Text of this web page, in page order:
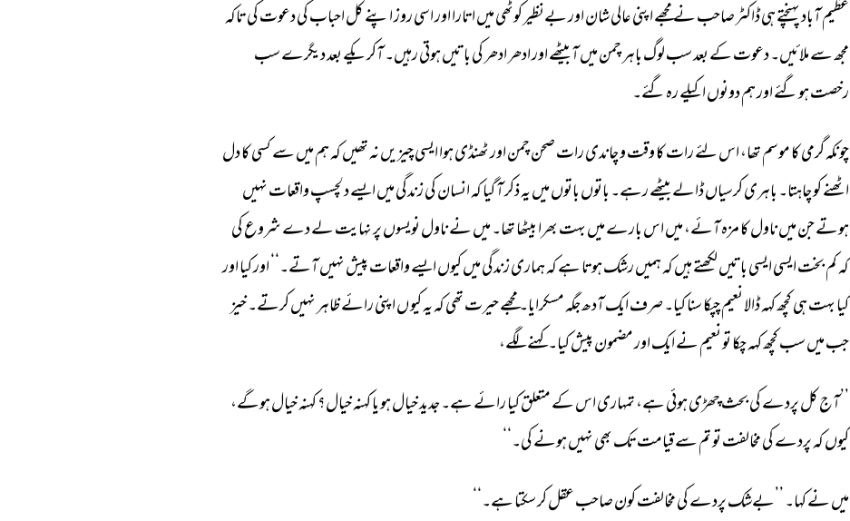
عظیم آباد پہنچتے ہی ڈاکٹر صاحب نے مجھے اپنی عالی شان اور بےنظیر کوٹھی میں اتارا اور اسی روز اپنے کل احباب کی دعوت کی تاکہ
مجھ سے ملائیں۔ دعوت کے بعد سب لوگ باہر چمن میں آ بیٹھے اور ادھر ادھر کی باتیں ہوتی رہیں۔ آکر یکے بعد دیگرے سب
رخصت ہو گئے اور ہم دونوں اکیلے رہ گئے۔
چونکہ گرمی کا موسم تھا، اس لئے رات کا وقت و چاندی رات صحن چمن اور ٹھنڈی ہوا ایسی چیزیں نہ تھیں کہ ہم میں سے کسی کا دل
اٹھنے کو چاہتا۔ باہری کرسیاں ڈالے بیٹھے رہے۔ باتوں باتوں میں یہ ذکر آ گیا کہ انسان کی زندگی میں ایسے دلچسپ واقعات نہیں
ہوتے جن میں ناول کا مزہ آئے، میں اس بارے میں بہت بھرا بیٹھا تھا۔ میں نے ناول نویسوں پر نہایت لے دے شروع کی
کہ کم بخت ایسی ایسی باتیں لکھتے ہیں کہ ہمیں رشک ہوتا ہے کہ ہماری زندگی میں کیوں ایسے واقعات پیش نہیں آتے۔‘‘ اور کیا اور
کیا بہت ہی کچھ کہہ ڈالا نعیم چپکا سنا کیا۔ صرف ایک آدھ جگہ مسکرایا۔ مجھے حیرت تھی کہ یہ کیو ں اپنی رائے ظاہر نہیں کرتے۔ خیز
جب میں سب کچھ کہہ چکا تو نعیم نے ایک اور مضمون پیش کیا۔ کہنے لگے،
’’آج کل پردے کی بحث چھڑی ہوئی ہے، تمہاری اس کے متعلق کیا رائے ہے۔ جدید خیال ہو یا کہنہ خیال؟ کہنہ خیال ہوگے،
کیوں کہ پردے کی مخالفت تو تم سے قیامت تک بھی نہیں ہونے کی۔‘‘
میں نے کہا۔ ’’بےشک پردے کی مخالفت کون صاحب عقل کر سکتا ہے۔‘‘